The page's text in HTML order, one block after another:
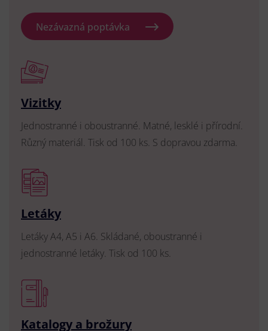
Nezávazná poptávka
Vizitky
Jednostranné i oboustranné. Matné, lesklé i přírodní.
Různý materiál. Tisk od 100 ks. S dopravou zdarma.
Letáky
Letáky A4, A5 i A6. Skládané, oboustranné i
jednostranné letáky. Tisk od 100 ks.
Katalogy a brožury